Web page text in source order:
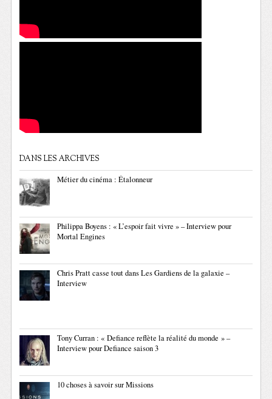
DANS LES ARCHIVES
Métier du cinéma : Étalonneur
Philippa Boyens : « L’espoir fait vivre » – Interview pour
Mortal Engines
Chris Pratt casse tout dans Les Gardiens de la galaxie –
Interview
Tony Curran : « Defiance reflète la réalité du monde » –
Interview pour Defiance saison 3
10 choses à savoir sur Missions